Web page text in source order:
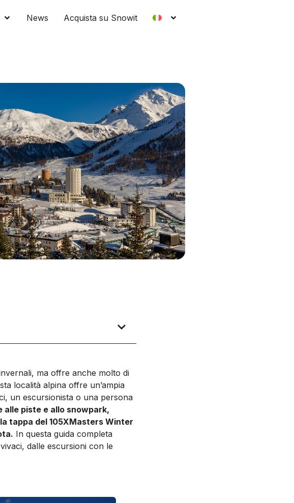
News Acquista su Snowit
ma offre anche molto di
località alpina offre un’ampia
un escursionista o una persona
alle piste e allo snowpark,
tappa del 105XMasters Winter
In questa guida completa
dalle escursioni con le